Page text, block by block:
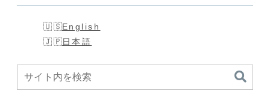
English
日本語